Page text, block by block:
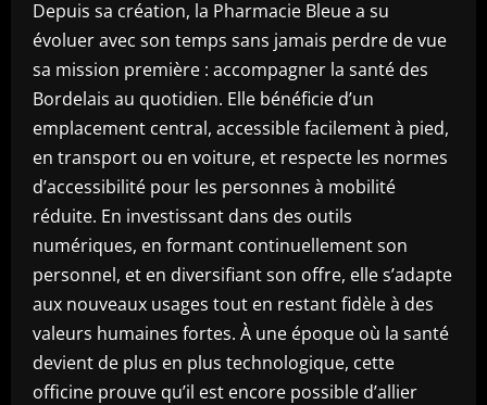
Depuis sa création, la Pharmacie Bleue a su
évoluer avec son temps sans jamais perdre de vue
sa mission première : accompagner la santé des
Bordelais au quotidien. Elle bénéficie d’un
emplacement central, accessible facilement à pied,
en transport ou en voiture, et respecte les normes
d’accessibilité pour les personnes à mobilité
réduite. En investissant dans des outils
numériques, en formant continuellement son
personnel, et en diversifiant son offre, elle s’adapte
aux nouveaux usages tout en restant fidèle à des
valeurs humaines fortes. À une époque où la santé
devient de plus en plus technologique, cette
officine prouve qu’il est encore possible d’allier